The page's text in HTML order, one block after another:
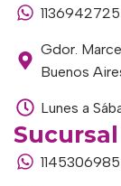
1136942725
Gdor.
Buenos
Lunes a
1145306985